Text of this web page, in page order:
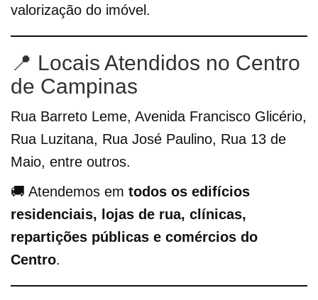
valorização do imóvel.
📍 Locais Atendidos no Centro
de Campinas
Rua Barreto Leme, Avenida Francisco Glicério,
Rua Luzitana, Rua José Paulino, Rua 13 de
Maio, entre outros.
🚚 Atendemos em todos os edifícios
residenciais, lojas de rua, clínicas,
repartições públicas e comércios do
Centro.